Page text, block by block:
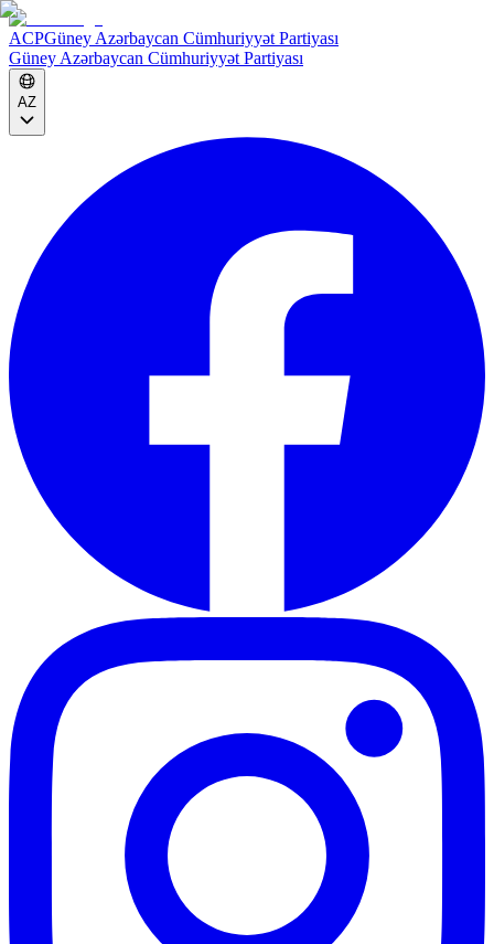
ACPGüney Azərbaycan Cümhuriyyət Partiyası
Güney Azərbaycan Cümhuriyyət Partiyası
AZ